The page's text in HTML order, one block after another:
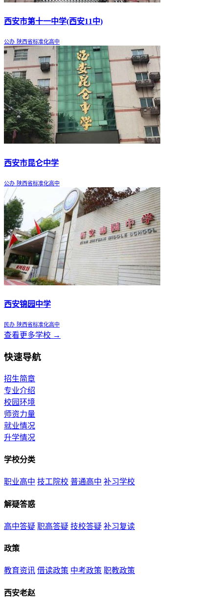
西安市第十一中学(西安11中)
公办 陕西省标准化高中
西安市昆仑中学
公办 陕西省标准化高中
西安锦园中学
民办 陕西省标准化高中
查看更多学校 →
快速导航
招生简章
专业介绍
校园环境
师资力量
就业情况
升学情况
学校分类
职业高中 技工院校 普通高中 补习学校
解疑答惑
高中答疑 职高答疑 技校答疑 补习复读
政策
教育资讯 借读政策 中考政策 职教政策
西安老赵